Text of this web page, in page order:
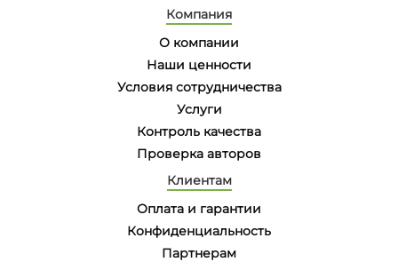
Компания
О компании
Наши ценности
Условия сотрудничества
Услуги
Контроль качества
Проверка авторов
Клиентам
Оплата и гарантии
Конфиденциальность
Партнерам